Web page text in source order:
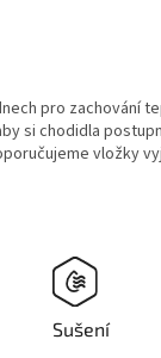
pro zachování
si chodidla
vložky
Sušení